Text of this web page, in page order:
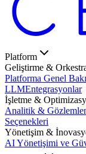
Platform
Geliştirme &
Platforma Genel
LLMEntegrasyonlar
İşletme &
Analitik &
Seçenekleri
Yönetişim &
AI Yönetişimi ve